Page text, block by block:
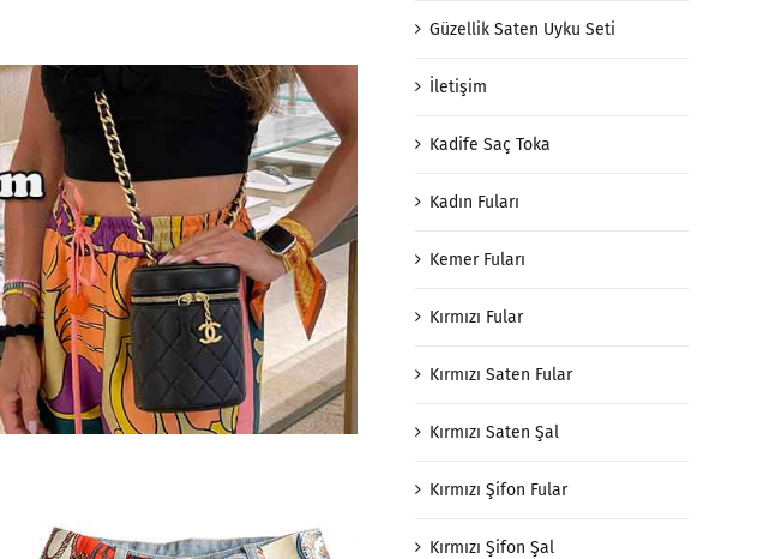
Güzellik Saten Uyku Seti
İletişim
Kadife Saç Toka
Kadın Fuları
Kemer Fuları
Kırmızı Fular
Kırmızı Saten Fular
Kırmızı Saten Şal
Kırmızı Şifon Fular
Kırmızı Şifon Şal